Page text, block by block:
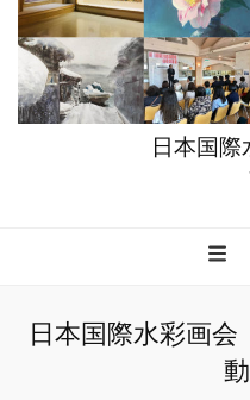
日本国際
日本国際水彩画